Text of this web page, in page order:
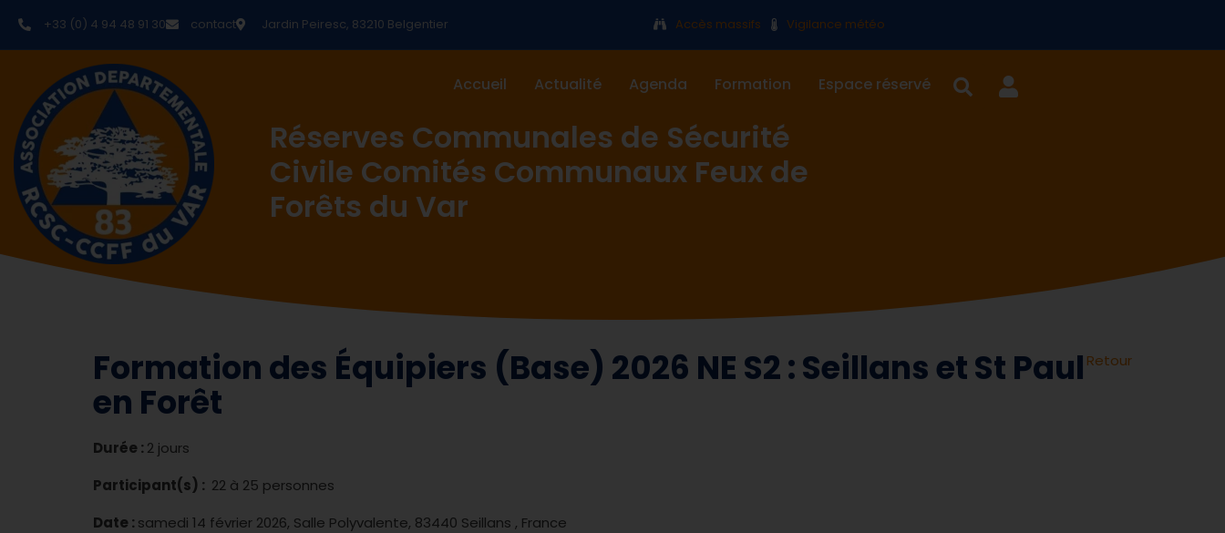
+33 (0) 4 94 48 91 30 contact Jardin Peiresc, 83210 Belgentier Accès massifs Vigilance météo
Accueil Actualité Agenda Formation Espace réservé
Réserves Communales de Sécurité
Civile Comités Communaux Feux de
Forêts du Var
Retour
Formation des Équipiers (Base) 2026 NE S2 : Seillans et St Paul
en Forêt
Durée : 2 jours
Participant(s) : 22 à 25 personnes
Date : samedi 14 février 2026, Salle Polyvalente, 83440 Seillans , France